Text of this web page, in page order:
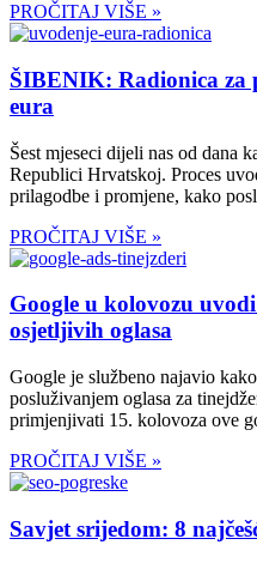
PROČITAJ VIŠE »
ŠIBENIK: Radionica za
eura
Šest mjeseci dijeli nas od dana
Republici Hrvatskoj. Proces
prilagodbe i promjene, kako
PROČITAJ VIŠE »
Google u kolovozu
osjetljivih oglasa
Google je službeno najavio
posluživanjem oglasa za
primjenjivati 15. kolovoza ove
PROČITAJ VIŠE »
Savjet srijedom: 8